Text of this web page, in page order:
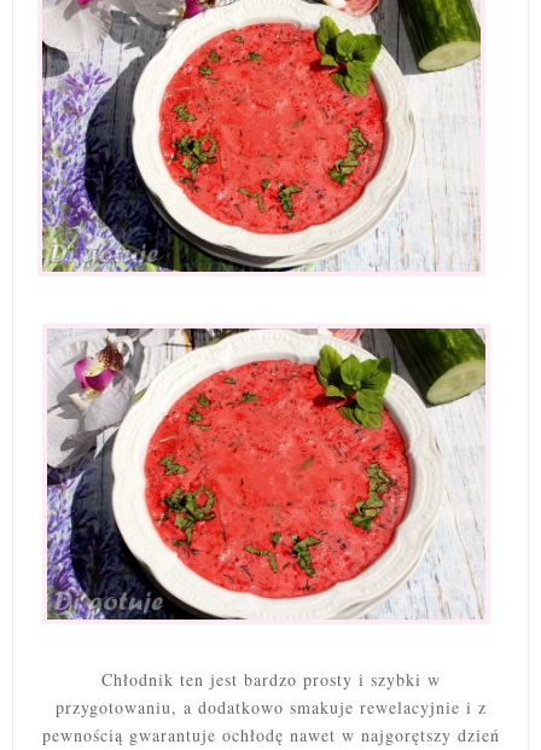
Chłodnik ten jest bardzo prosty i szybki w
przygotowaniu, a dodatkowo smakuje rewelacyjnie i z
pewnością gwarantuje ochłodę nawet w najgorętszy dzień